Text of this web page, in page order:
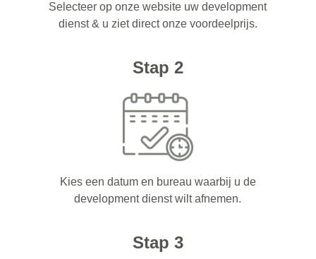
Selecteer op onze website uw development
dienst & u ziet direct onze voordeelprijs.
Stap 2
Kies een datum en bureau waarbij u de
development dienst wilt afnemen.
Stap 3